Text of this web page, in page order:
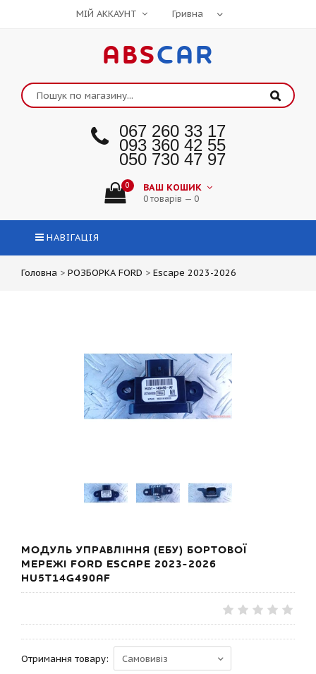
МІЙ АККАУНТ
ABSCAR
067 260 33 17
093 360 42 55
050 730 47 97
0 ВАШ КОШИК
0 товарів — 0
НАВІГАЦІЯ
Головна > РОЗБОРКА FORD > Escape 2023-2026
МОДУЛЬ УПРАВЛІННЯ (ЕБУ) БОРТОВОЇ
МЕРЕЖІ FORD ESCAPE 2023-2026
HU5T14G490AF
Отримання товару: